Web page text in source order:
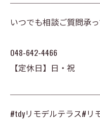
￣￣￣￣￣￣￣￣￣￣
いつでも相談ご質問承
048-642-4466
【定休日】日・祝
￣￣￣￣￣￣￣￣￣￣
#tdyリモデルテラス#リ